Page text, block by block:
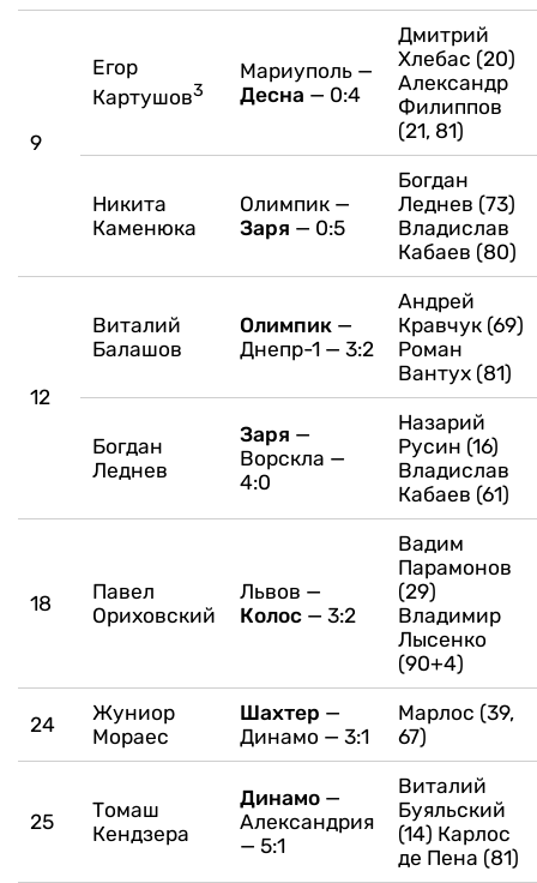
9
Егор
Картушов3
Мариуполь —
Десна — 0:4
Дмитрий
Хлебас (20)
Александр
Филиппов
(21, 81)
Никита
Каменюка
Олимпик —
Заря — 0:5
Богдан
Леднев (73)
Владислав
Кабаев (80)
12
Виталий
Балашов
Олимпик —
Днепр-1 — 3:2
Андрей
Кравчук (69)
Роман
Вантух (81)
Богдан
Леднев
Заря —
Ворскла —
4:0
Назарий
Русин (16)
Владислав
Кабаев (61)
18
Павел
Ориховский
Львов —
Колос — 3:2
Вадим
Парамонов
(29)
Владимир
Лысенко
(90+4)
24
Жуниор
Мораес
Шахтер —
Динамо — 3:1
Марлос (39,
67)
25
Томаш
Кендзера
Динамо —
Александрия
— 5:1
Виталий
Буяльский
(14) Карлос
де Пена (81)